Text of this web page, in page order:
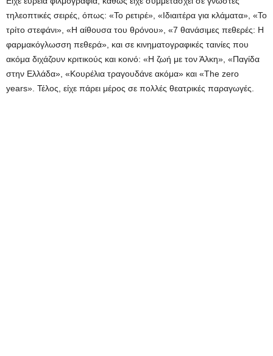
τηλεοπτικές σειρές, όπως: «Το ρετιρέ», «Ιδιαιτέρα για κλάματα», «Το
τρίτο στεφάνι», «Η αίθουσα του θρόνου», «7 θανάσιμες πεθερές: Η
φαρμακόγλωσση πεθερά», και σε κινηματογραφικές ταινίες που
ακόμα διχάζουν κριτικούς και κοινό: «Η ζωή με τον Άλκη», «Παγίδα
στην Ελλάδα», «Κουρέλια τραγουδάνε ακόμα» και «The zero
years». Τέλος, είχε πάρει μέρος σε πολλές θεατρικές παραγωγές.